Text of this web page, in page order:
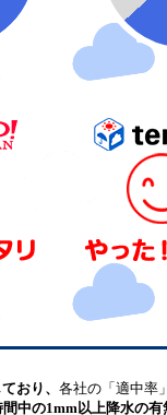
おり、 各社の「適中率
中の1mm以上降水の有